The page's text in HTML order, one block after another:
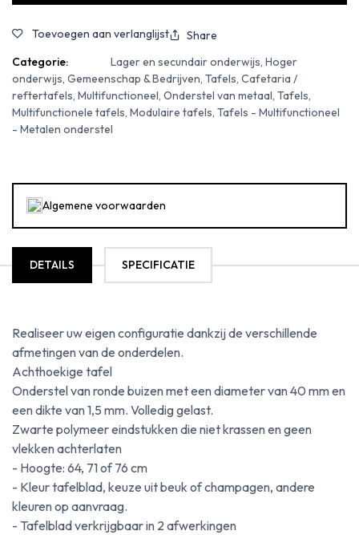
Toevoegen aan verlanglijst
Share
Categorie:
Lager en secundair onderwijs, Hoger
onderwijs, Gemeenschap & Bedrijven, Tafels, Cafetaria /
reftertafels, Multifunctioneel, Onderstel van metaal, Tafels,
Multifunctionele tafels, Modulaire tafels, Tafels - Multifunctioneel
- Metalen onderstel
Algemene voorwaarden
DETAILS SPECIFICATIE
Realiseer uw eigen configuratie dankzij de verschillende
afmetingen van de onderdelen.
Achthoekige tafel
Onderstel van ronde buizen met een diameter van 40 mm en
een dikte van 1,5 mm. Volledig gelast.
Zwarte polymeer eindstukken die niet krassen en geen
vlekken achterlaten
- Hoogte: 64, 71 of 76 cm
- Kleur tafelblad, keuze uit beuk of champagen, andere
kleuren op aanvraag.
- Tafelblad verkrijgbaar in 2 afwerkingen